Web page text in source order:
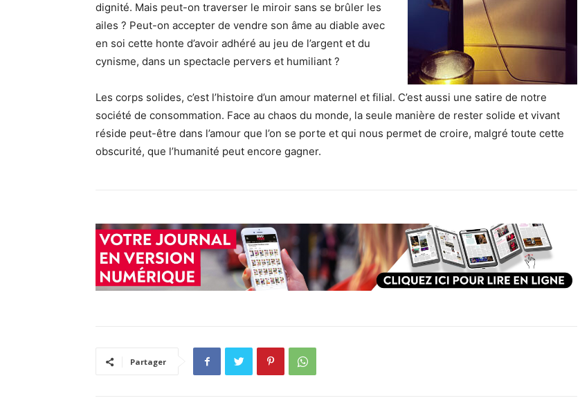
dignité. Mais peut-on traverser le miroir sans se brûler les
ailes ? Peut-on accepter de vendre son âme au diable avec
en soi cette honte d’avoir adhéré au jeu de l’argent et du
cynisme, dans un spectacle pervers et humiliant ?
Les corps solides, c’est l’histoire d’un amour maternel et filial. C’est aussi une satire de notre
société de consommation. Face au chaos du monde, la seule manière de rester solide et vivant
réside peut-être dans l’amour que l’on se porte et qui nous permet de croire, malgré toute cette
obscurité, que l’humanité peut encore gagner.
Partager